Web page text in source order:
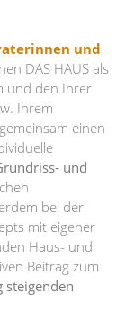
und
DAS HAUS als
und den Ihrer
Ihrem
einen
und
bei der
mit eigener
Haus- und
Beitrag zum
steigenden